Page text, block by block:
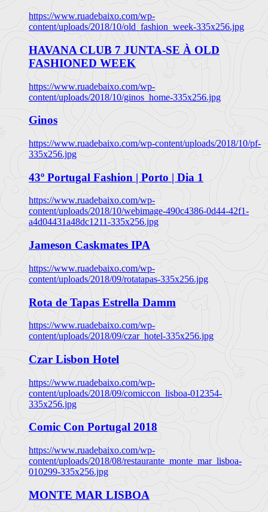
https://www.ruadebaixo.com/wp-
content/uploads/2018/10/old_fashion_week-335x256.jpg
HAVANA CLUB 7 JUNTA-SE À OLD
FASHIONED WEEK
https://www.ruadebaixo.com/wp-
content/uploads/2018/10/ginos_home-335x256.jpg
Ginos
https://www.ruadebaixo.com/wp-content/uploads/2018/10/pf-
335x256.jpg
43º Portugal Fashion | Porto | Dia 1
https://www.ruadebaixo.com/wp-
content/uploads/2018/10/webimage-490c4386-0d44-42f1-
a4d04431a48dc1211-335x256.jpg
Jameson Caskmates IPA
https://www.ruadebaixo.com/wp-
content/uploads/2018/09/rotatapas-335x256.jpg
Rota de Tapas Estrella Damm
https://www.ruadebaixo.com/wp-
content/uploads/2018/09/czar_hotel-335x256.jpg
Czar Lisbon Hotel
https://www.ruadebaixo.com/wp-
content/uploads/2018/09/comiccon_lisboa-012354-
335x256.jpg
Comic Con Portugal 2018
https://www.ruadebaixo.com/wp-
content/uploads/2018/08/restaurante_monte_mar_lisboa-
010299-335x256.jpg
MONTE MAR LISBOA